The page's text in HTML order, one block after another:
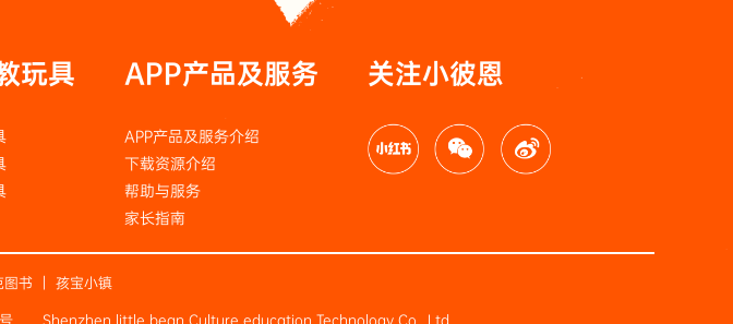
玩具 APP产品及服务
APP产品及服务介绍
下载资源介绍
帮助与服务
家长指南
关注小彼恩
图书 ｜孩宝小镇
Shenzhen little bean Culture education Technology Co., Ltd.